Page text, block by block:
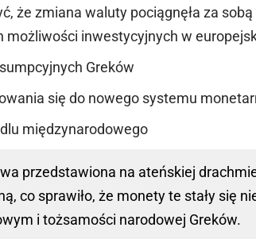
że zmiana waluty pociągnęła za
możliwości inwestycyjnych w
Greków
się do nowego systemu
międzynarodowego
przedstawiona na ateńskiej
co sprawiło, że monety te stały się
i tożsamości narodowej Greków.